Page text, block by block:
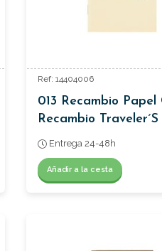
Ref: 14404006
013 Recambio Papel
Recambio Traveler´s
Passaporte.
Entrega 24-48h
Añadir a la cesta